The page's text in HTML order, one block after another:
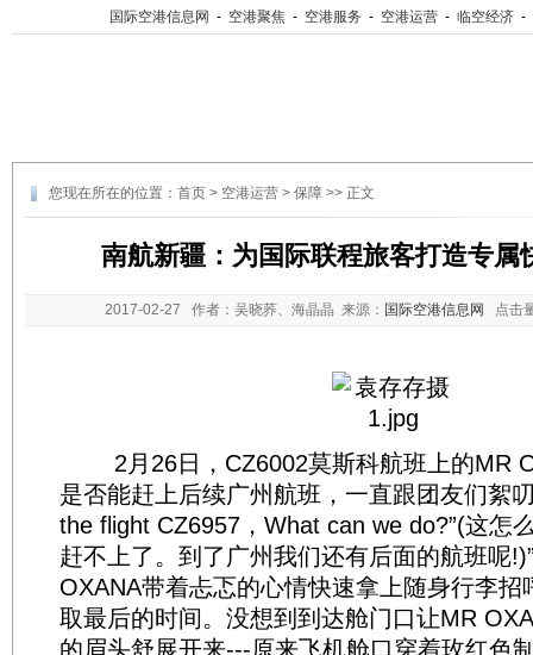
国际空港信息网 - 空港聚焦 - 空港服务 - 空港运营 - 临空经济 -
您现在所在的位置： 首页 > 空港运营 > 保障 >> 正文
南航新疆：为国际联程旅客打造专属
2017-02-27 作者：吴晓荞、海晶晶 来源： 国际空港信息网 点击
2月26日，CZ6002莫斯科航班上的MR
是否能赶上后续广州航班，一直跟团友们絮
the flight CZ6957，What can we do?”(这怎
赶不上了。到了广州我们还有后面的航班呢
OXANA带着忐忑的心情快速拿上随身行李招
取最后的时间。没想到到达舱门口让MR
的眉头舒展开来---原来飞机舱口穿着玫红色